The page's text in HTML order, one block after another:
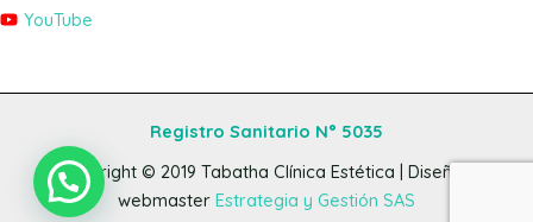
YouTube
Registro Sanitario N° 5035
Copyright © 2019 Tabatha Clínica Estética | Diseño y
webmaster Estrategia y Gestión SAS